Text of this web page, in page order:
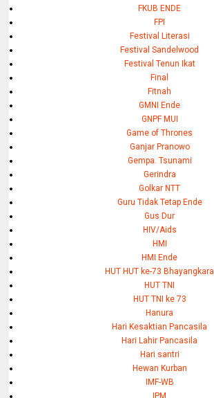
FKUB ENDE
FPI
Festival Literasi
Festival Sandelwood
Festival Tenun Ikat
Final
Fitnah
GMNI Ende
GNPF MUI
Game of Thrones
Ganjar Pranowo
Gempa. Tsunami
Gerindra
Golkar NTT
Guru Tidak Tetap Ende
Gus Dur
HIV/Aids
HMI
HMI Ende
HUT HUT ke-73 Bhayangkara
HUT TNI
HUT TNI ke 73
Hanura
Hari Kesaktian Pancasila
Hari Lahir Pancasila
Hari santri
Hewan Kurban
IMF-WB
IPM